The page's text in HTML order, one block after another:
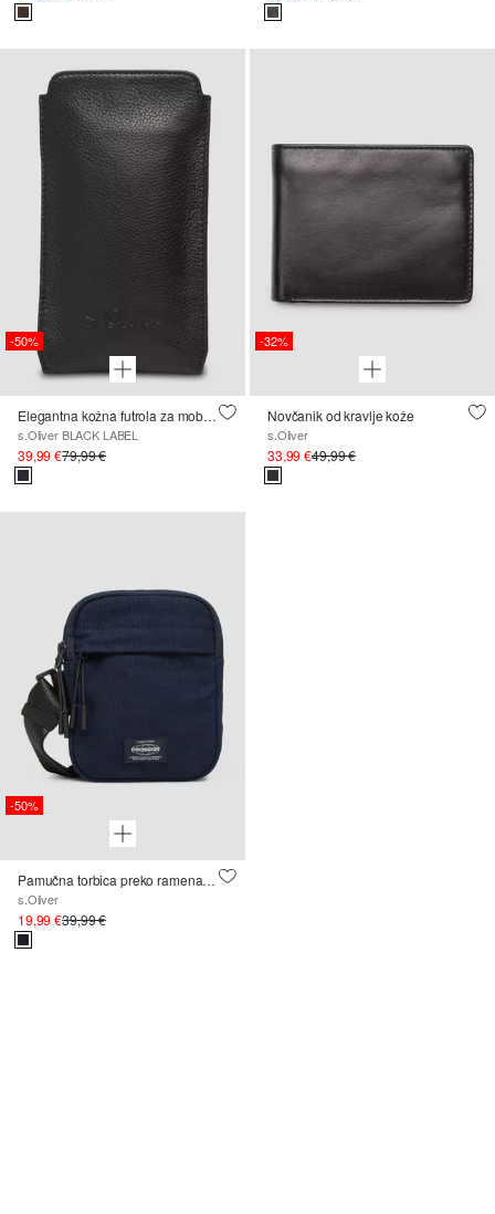
-50%
Elegantna kožna futrola za mobitel s odvojivim remenom za nošenje
s.Oliver BLACK LABEL
39,99 €79,99 €
-32%
Novčanik od kravlje kože
s.Oliver
33,99 €49,99 €
-50%
Pamučna torbica preko ramena s podesivim najlonskim remenom
s.Oliver
19,99 €39,99 €